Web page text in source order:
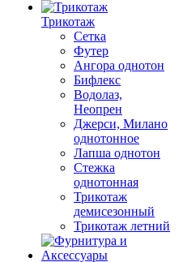
Трикотаж
Сетка
Футер
Ангора однотон
Бифлекс
Водолаз,
Неопрен
Джерси, Милано
однотонное
Лапша однотон
Стежка
однотонная
Трикотаж
демисезонный
Трикотаж летний